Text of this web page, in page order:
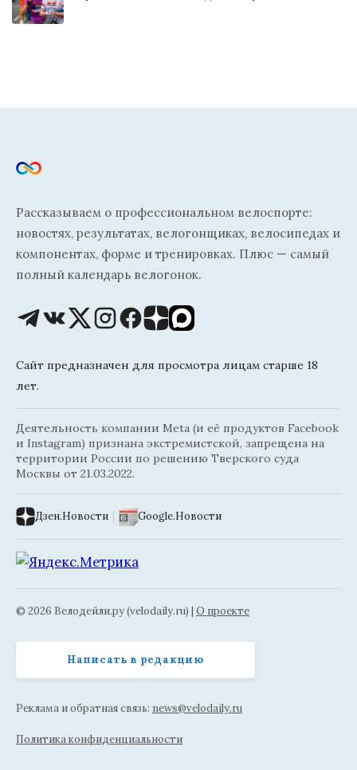
Рассказываем о профессиональном велоспорте:
новостях, результатах, велогонщиках, велосипедах и
компонентах, форме и тренировках. Плюс — самый
полный календарь велогонок.
Сайт предназначен для просмотра лицам старше 18
лет.
Деятельность компании Meta (и её продуктов Facebook
и Instagram) признана экстремистской, запрещена на
территории России по решению Тверского суда
Москвы от 21.03.2022.
Дзен.Новости | Google.Новости
© 2026 Велодейли.ру (velodaily.ru) | О проекте
Написать в редакцию
Реклама и обратная связь: news@velodaily.ru
Политика конфиденциальности